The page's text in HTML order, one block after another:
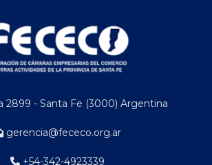
2899 - Santa Fe (3000) Argentina
gerencia@fececo.org.ar
+54-342-4923339